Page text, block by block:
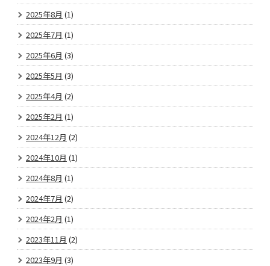
2025年8月 (1)
2025年7月 (1)
2025年6月 (3)
2025年5月 (3)
2025年4月 (2)
2025年2月 (1)
2024年12月 (2)
2024年10月 (1)
2024年8月 (1)
2024年7月 (2)
2024年2月 (1)
2023年11月 (2)
2023年9月 (3)